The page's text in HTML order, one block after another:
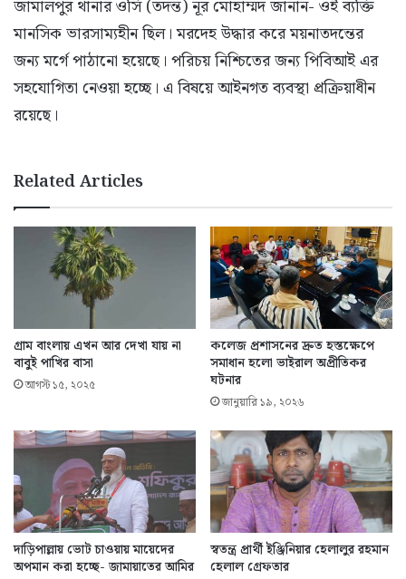
জামালপুর থানার ওসি (তদন্ত) নূর মোহাম্মদ জানান- ওই ব্যক্তি
মানসিক ভারসাম্যহীন ছিল। মরদেহ উদ্ধার করে ময়নাতদন্তের
জন্য মর্গে পাঠানো হয়েছে। পরিচয় নিশ্চিতের জন্য পিবিআই এর
সহযোগিতা নেওয়া হচ্ছে। এ বিষয়ে আইনগত ব্যবস্থা প্রক্রিয়াধীন
রয়েছে।
Related Articles
গ্রাম বাংলায় এখন আর দেখা যায় না
বাবুই পাখির বাসা
আগস্ট ১৫, ২০২৫
কলেজ প্রশাসনের দ্রুত হস্তক্ষেপে
সমাধান হলো ভাইরাল অপ্রীতিকর
ঘটনার
জানুয়ারি ১৯, ২০২৬
দাড়িপাল্লায় ভোট চাওয়ায় মায়েদের
অপমান করা হচ্ছে- জামায়াতের আমির
স্বতন্ত্র প্রার্থী ইঞ্জিনিয়ার হেলালুর রহমান
হেলাল গ্রেফতার